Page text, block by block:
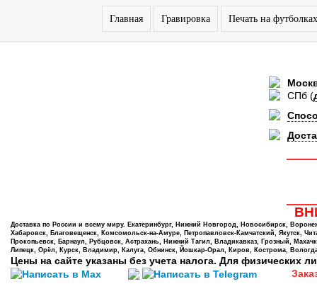
Главная Гравировка Печать на футболках
СПб (
Доставка по России и всему миру. Екатеринбург, Нижний Новгород, Новосибирск,
Хабаровск, Благовещенск, Комсомольск-на-Амуре, Петропавловск-Камчатский, Якутск,
Прокопьевск, Барнаул, Рубцовск, Астрахань, Нижний Тагил, Владикавказ, Грозный,
Липецк, Орёл, Курск, Владимир, Калуга, Обнинск, Йошкар-Орал, Киров, Кострома,
Цены на сайте указаны без учета налога. Для физических